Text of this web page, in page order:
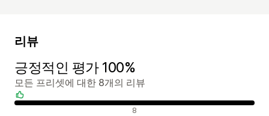
리뷰
긍정적인 평가 100%
모든 프리셋에 대한 8개의 리뷰
긍정적인 리뷰 8